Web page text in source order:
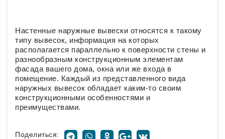
Настенные наружные вывески относятся к такому
типу вывесок, информация на которых
располагается параллельно к поверхности стены и
разнообразным конструкционным элементам
фасада вашего дома, окна или же входа в
помещение. Каждый из представленного вида
наружных вывесок обладает каким-то своим
конструкционными особенностями и
преимуществами.
Поделиться: